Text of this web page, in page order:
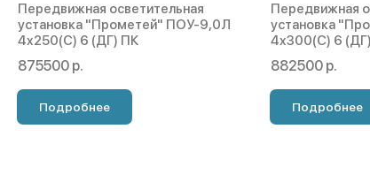
Передвижная осветительная
установка "Прометей" ПОУ-9,0Л
4х250(С) 6 (ДГ) ПК
875500 р.
Подробнее
Передвижная
установка
4х300(С) 6
882500 р.
Подробнее